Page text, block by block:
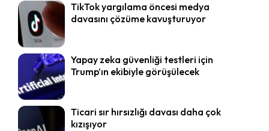
TikTok yargılama öncesi medya
davasını çözüme kavuşturuyor
Yapay zeka güvenliği testleri için
Trump’ın ekibiyle görüşülecek
Ticari sır hırsızlığı davası daha çok
kızışıyor